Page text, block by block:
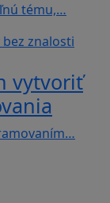
tému,…
vytvoriť